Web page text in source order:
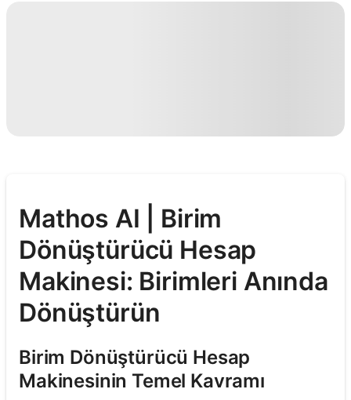
Mathos AI | Birim
Dönüştürücü Hesap
Makinesi: Birimleri Anında
Dönüştürün
Birim Dönüştürücü Hesap
Makinesinin Temel Kavramı